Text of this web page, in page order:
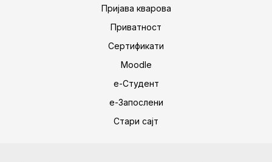
Пријава кварова
Приватност
Сертификати
Moodle
е-Студент
е-Запослени
Стари сајт